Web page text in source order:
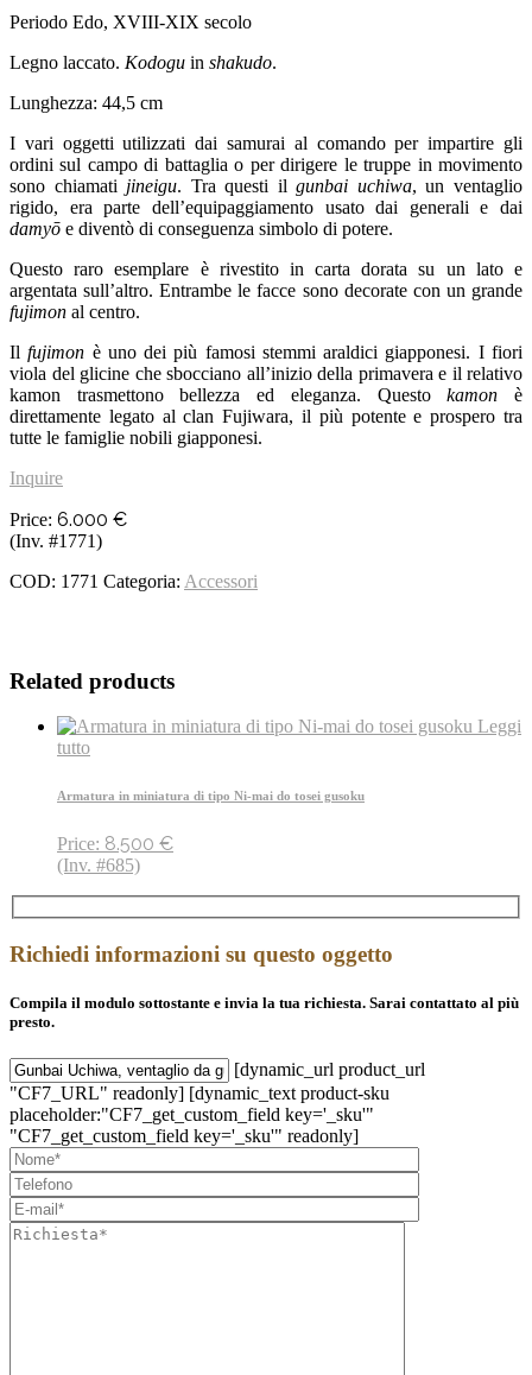
Periodo Edo, XVIII-XIX secolo
Legno laccato. Kodogu in shakudo.
Lunghezza: 44,5 cm
I vari oggetti utilizzati dai samurai al comando per impartire gli
ordini sul campo di battaglia o per dirigere le truppe in movimento
sono chiamati jineigu. Tra questi ilgunbai uchiwa, un ventaglio
rigido, era parte dell’equipaggiamento usato dai generali e dai
damyō e diventò di conseguenza simbolo di potere.
Questo raro esemplare è rivestito in carta dorata su un lato e
argentata sull’altro. Entrambe le facce sono decorate con un grande
fujimon al centro.
Ilfujimon è uno dei più famosi stemmi araldici giapponesi. I fiori
viola del glicine che sbocciano all’inizio della primavera e il relativo
kamon trasmettono bellezza ed eleganza. Questokamon è
direttamente legato al clan Fujiwara, il più potente e prospero tra
tutte le famiglie nobili giapponesi.
Inquire
Price: 6.000 €
(Inv. #1771)
COD: 1771 Categoria: Accessori
Related products
Leggi
tutto
Armatura in miniatura di tipo Ni-mai do tosei gusoku
Price: 8.500 €
(Inv. #685)
Richiedi informazioni su questo oggetto
Compila il modulo sottostante e invia la tua richiesta. Sarai contattato al più
presto.
[dynamic_url product_url
"CF7_URL" readonly] [dynamic_text product-sku
placeholder:"CF7_get_custom_field key='_sku'"
"CF7_get_custom_field key='_sku'" readonly]